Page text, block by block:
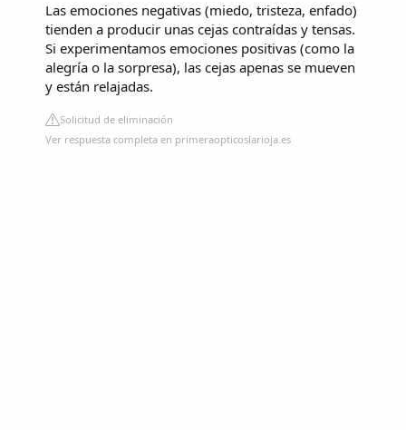
Las emociones negativas (miedo, tristeza, enfado)
tienden a producir unas cejas contraídas y tensas.
Si experimentamos emociones positivas (como la
alegría o la sorpresa), las cejas apenas se mueven
y están relajadas.
Solicitud de eliminación
Ver respuesta completa en primeraopticoslarioja.es